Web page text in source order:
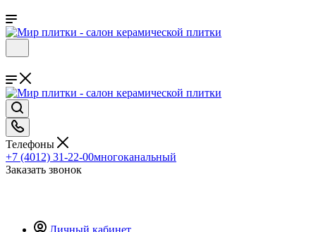
Телефоны
+7 (4012) 31-22-00многоканальный
Заказать звонок
Личный кабинет